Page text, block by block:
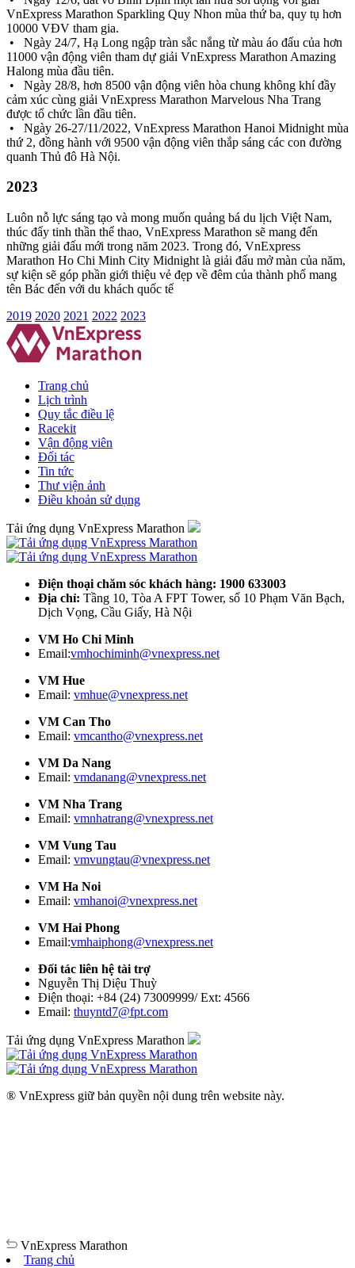
VnExpress Marathon Sparkling Quy Nhon mùa thứ ba, quy tụ hơn
10000 VĐV tham gia.
• Ngày 24/7, Hạ Long ngập tràn sắc nắng từ màu áo đấu của hơn
11000 vận động viên tham dự giải VnExpress Marathon Amazing
Halong mùa đầu tiên.
• Ngày 28/8, hơn 8500 vận động viên hòa chung không khí đầy
cảm xúc cùng giải VnExpress Marathon Marvelous Nha Trang
được tổ chức lần đầu tiên.
• Ngày 26-27/11/2022, VnExpress Marathon Hanoi Midnight mùa
thứ 2, đồng hành với 9500 vận động viên thắp sáng các con đường
quanh Thủ đô Hà Nội.
2023
Luôn nỗ lực sáng tạo và mong muốn quảng bá du lịch Việt Nam,
thúc đẩy tinh thần thể thao, VnExpress Marathon sẽ mang đến
những giải đấu mới trong năm 2023. Trong đó, VnExpress
Marathon Ho Chi Minh City Midnight là giải đấu mở màn của năm,
sự kiện sẽ góp phần giới thiệu vẻ đẹp về đêm của thành phố mang
tên Bác đến với du khách quốc tế
2019 2020 2021 2022 2023
Trang chủ
Lịch trình
Quy tắc điều lệ
Racekit
Vận động viên
Đối tác
Tin tức
Thư viện ảnh
Điều khoản sử dụng
Tải ứng dụng VnExpress Marathon
Điện thoại chăm sóc khách hàng: 1900 633003
Địa chỉ: Tầng 10, Tòa A FPT Tower, số 10 Phạm Văn Bạch,
Dịch Vọng, Cầu Giấy, Hà Nội
VM Ho Chi Minh
Email:vmhochiminh@vnexpress.net
VM Hue
Email: vmhue@vnexpress.net
VM Can Tho
Email: vmcantho@vnexpress.net
VM Da Nang
Email: vmdanang@vnexpress.net
VM Nha Trang
Email: vmnhatrang@vnexpress.net
VM Vung Tau
Email: vmvungtau@vnexpress.net
VM Ha Noi
Email: vmhanoi@vnexpress.net
VM Hai Phong
Email:vmhaiphong@vnexpress.net
Đối tác liên hệ tài trợ
Nguyễn Thị Diệu Thuỳ
Điện thoại: +84 (24) 73009999/ Ext: 4566
Email: thuyntd7@fpt.com
Tải ứng dụng VnExpress Marathon
® VnExpress giữ bản quyền nội dung trên website này.
VnExpress Marathon
Trang chủ